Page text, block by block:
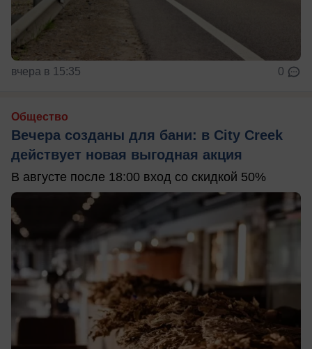
вчера в 15:35 0
Общество
Вечера созданы для бани: в City Creek
действует новая выгодная акция
В августе после 18:00 вход со скидкой 50%